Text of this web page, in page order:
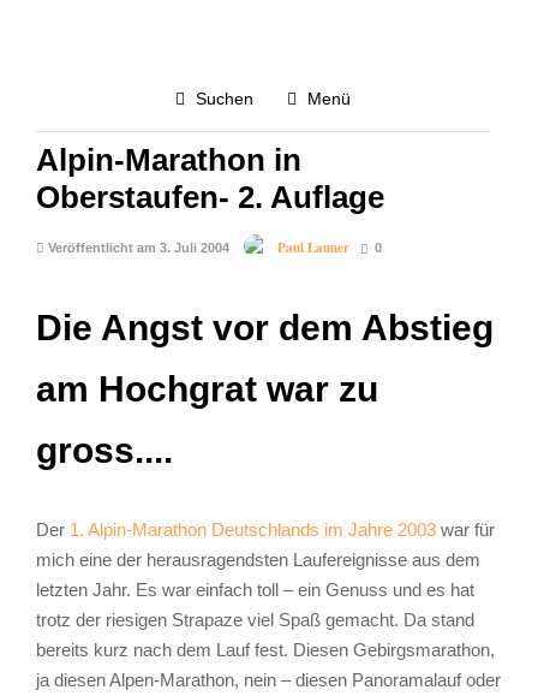
Suchen Menü
Alpin-Marathon in
Oberstaufen- 2. Auflage
Veröffentlicht am 3. Juli 2004 Paul Launer 0
Die Angst vor dem Abstieg
am Hochgrat war zu
gross....
Der 1. Alpin-Marathon Deutschlands im Jahre 2003 war für
mich eine der herausragendsten Laufereignisse aus dem
letzten Jahr. Es war einfach toll – ein Genuss und es hat
trotz der riesigen Strapaze viel Spaß gemacht. Da stand
bereits kurz nach dem Lauf fest. Diesen Gebirgsmarathon,
ja diesen Alpen-Marathon, nein – diesen Panoramalauf oder